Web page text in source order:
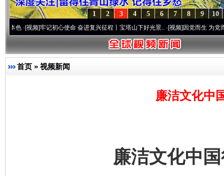
10
9
8
7
6
5
4
3
2
1
牢记初心使命 奋进复兴征程丨宝塔山下好光景..·[视频]因党而生 为党而战——百年
首页 » 视频新闻
廉洁文化中
廉洁文化中